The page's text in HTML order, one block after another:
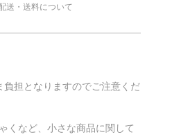
送・送料について
負担となりますのでご注意くだ
くなど、小さな商品に関して